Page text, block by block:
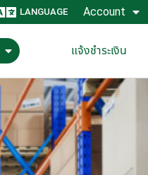
LANGUAGE Account
แจ้งชำระเงิน